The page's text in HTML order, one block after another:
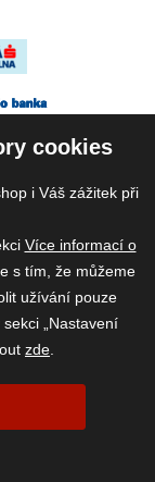
Kanice 307, 664 01
cookies
i Váš zážitek při
Více informací o
s tím, že můžeme
užívání pouze
„Nastavení
zde